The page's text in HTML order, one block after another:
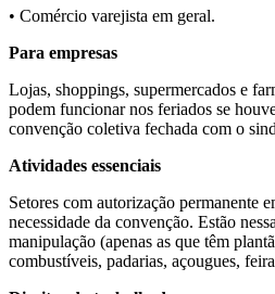
• Comércio varejista em geral.
Para empresas
Lojas, shoppings, supermercados e
podem funcionar nos feriados se
convenção coletiva fechada com o
Atividades essenciais
Setores com autorização permanente
necessidade da convenção. Estão
manipulação (apenas as que têm
combustíveis, padarias, açougues,